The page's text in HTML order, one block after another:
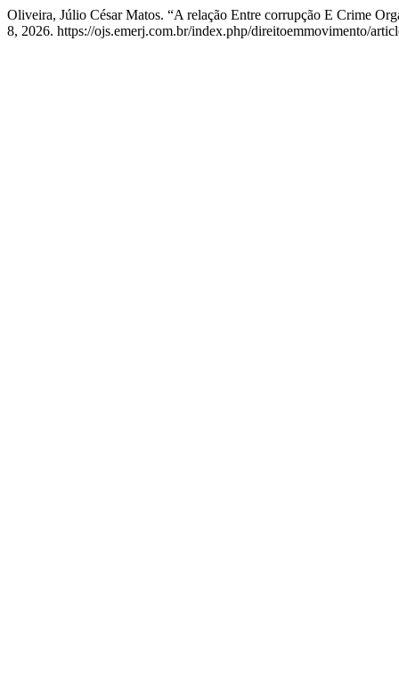
Oliveira, Júlio César Matos. “A relação Entre corrupção E Crime
8, 2026. https://ojs.emerj.com.br/index.php/direitoemmovimento/